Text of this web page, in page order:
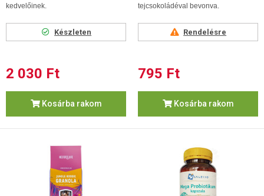
kedvelőinek.
Készleten
2 030 Ft
Kosárba rakom
tejcsokoládéval bevonva.
Rendelésre
795 Ft
Kosárba rakom